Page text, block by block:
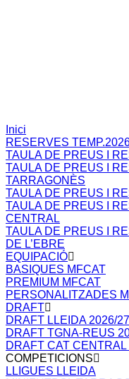
Inici
RESERVES
TAULA DE PREUS I
TAULA DE PREUS I
TARRAGONÈS
TAULA DE PREUS I
TAULA DE PREUS I
CENTRAL
TAULA DE PREUS I
DE L’EBRE
EQUIPACIÓ
BASIQUES MFCAT
PREMIUM MFCAT
PERSONALITZADES
DRAFT
DRAFT LLEIDA 2026/27
DRAFT TGNA-REUS
DRAFT CAT CENTRAL
COMPETICIONS
LLIGUES LLEIDA